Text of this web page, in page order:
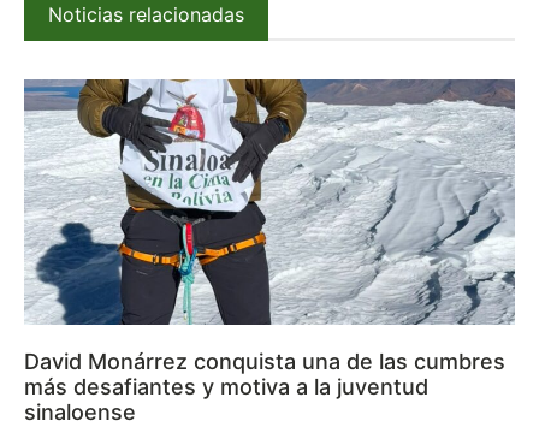
Noticias relacionadas
David Monárrez conquista una de las cumbres
más desafiantes y motiva a la juventud
sinaloense